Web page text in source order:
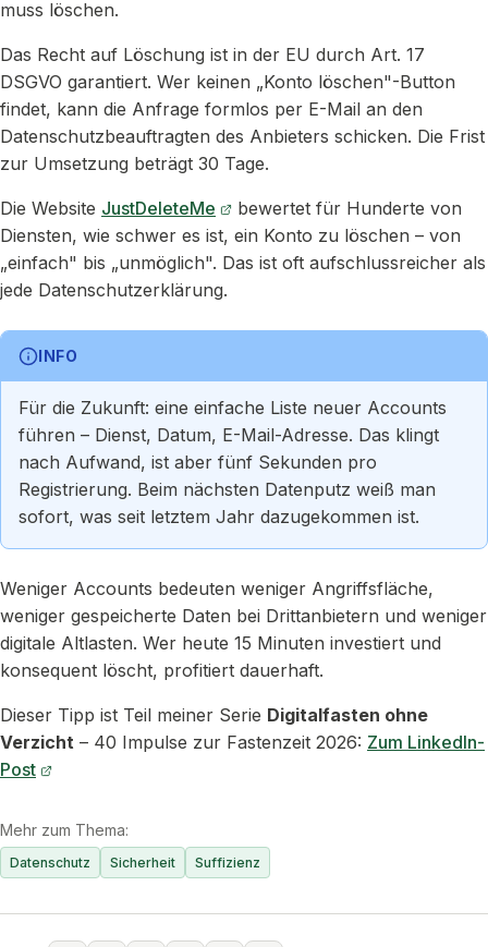
muss löschen.
Das Recht auf Löschung ist in der EU durch Art. 17
DSGVO garantiert. Wer keinen „Konto löschen"-Button
findet, kann die Anfrage formlos per E-Mail an den
Datenschutzbeauftragten des Anbieters schicken. Die Frist
zur Umsetzung beträgt 30 Tage.
Die Website JustDeleteMe
bewertet für Hunderte von
Diensten, wie schwer es ist, ein Konto zu löschen – von
„einfach" bis „unmöglich". Das ist oft aufschlussreicher als
jede Datenschutzerklärung.
INFO
Für die Zukunft: eine einfache Liste neuer Accounts
führen – Dienst, Datum, E-Mail-Adresse. Das klingt
nach Aufwand, ist aber fünf Sekunden pro
Registrierung. Beim nächsten Datenputz weiß man
sofort, was seit letztem Jahr dazugekommen ist.
Weniger Accounts bedeuten weniger Angriffsfläche,
weniger gespeicherte Daten bei Drittanbietern und weniger
digitale Altlasten. Wer heute 15 Minuten investiert und
konsequent löscht, profitiert dauerhaft.
Dieser Tipp ist Teil meiner Serie Digitalfasten ohne
Verzicht – 40 Impulse zur Fastenzeit 2026: Zum LinkedIn-
Post
Mehr zum Thema:
Datenschutz Sicherheit Suffizienz